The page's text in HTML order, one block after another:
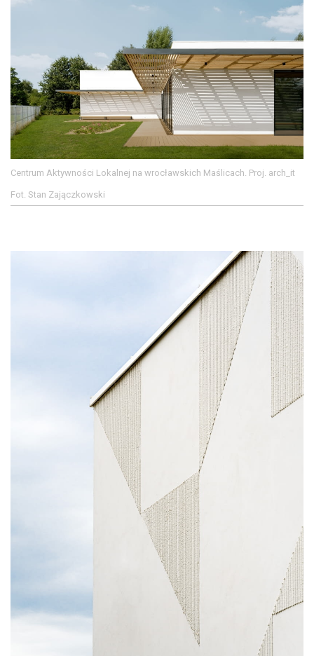
Centrum Aktywności Lokalnej na wrocławskich Maślicach. Proj. arch_it
Fot. Stan Zajączkowski